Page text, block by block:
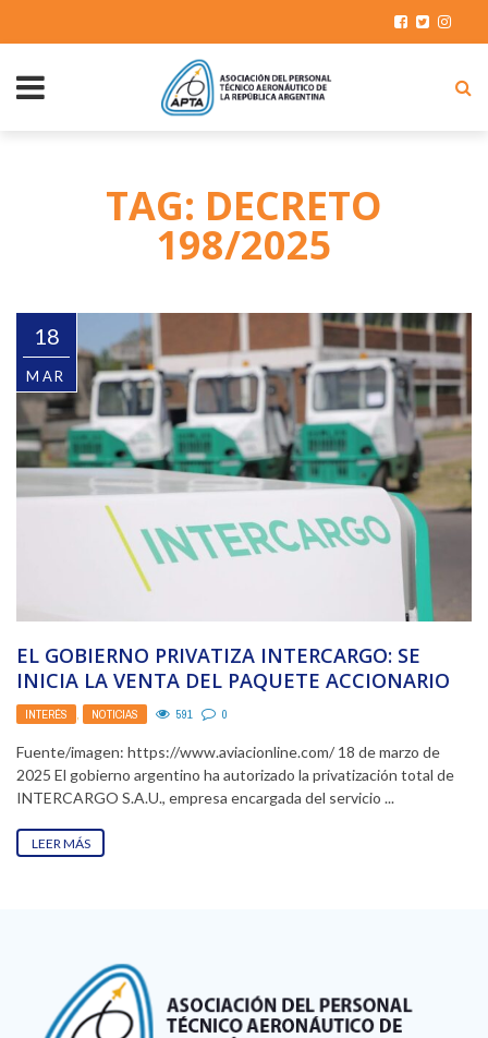
TAG: DECRETO
198/2025
18
MAR
EL GOBIERNO PRIVATIZA INTERCARGO: SE
INICIA LA VENTA DEL PAQUETE ACCIONARIO
INTERÉS , NOTICIAS 591 0
Fuente/imagen: https://www.aviacionline.com/ 18 de marzo de
2025 El gobierno argentino ha autorizado la privatización total de
INTERCARGO S.A.U., empresa encargada del servicio ...
LEER MÁS